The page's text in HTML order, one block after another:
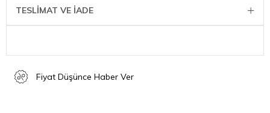
TESLİMAT VE İADE
Fiyat Düşünce Haber Ver